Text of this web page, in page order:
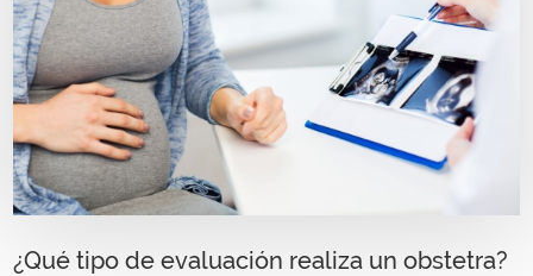
¿Qué tipo de evaluación realiza un obstetra?